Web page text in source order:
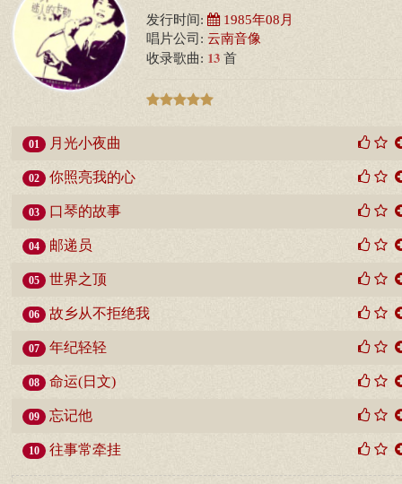
发行时间: 1985年08月
唱片公司: 云南音像
收录歌曲: 13 首
01 月光小夜曲
02 你照亮我的心
03 口琴的故事
04 邮递员
05 世界之顶
06 故乡从不拒绝我
07 年纪轻轻
08 命运(日文)
09 忘记他
10 往事常牵挂